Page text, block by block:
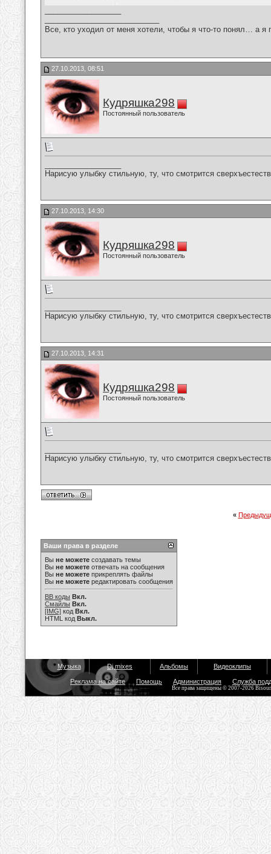
Все, кто уходил от меня хотели, чтобы я что-то понял… а
27.10.2013, 08:51
Кудряшка298
Постоянный пользователь
Нарисую улыбку стильную, ту, что смотрится
27.10.2013, 14:30
Кудряшка298
Постоянный пользователь
Нарисую улыбку стильную, ту, что смотрится
27.10.2013, 14:31
Кудряшка298
Постоянный пользователь
Нарисую улыбку стильную, ту, что смотрится
«
Ваши права в разделе
Вы не можете создавать темы
Вы не можете отвечать на сообщения
Вы не можете прикреплять файлы
Вы не можете редактировать сообщения
BB коды Вкл.
Смайлы Вкл.
[IMG] код Вкл.
HTML код Выкл.
Музыка Dj mixes Альбомы Видеоклипы
Реклама на сайте Помощь Администрация Служба
Все права защищены © 2007-2026